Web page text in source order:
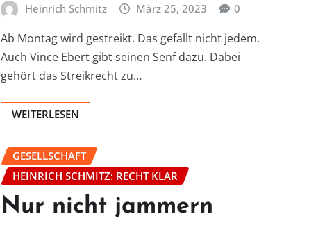
Heinrich Schmitz März 25, 2023 0
Ab Montag wird gestreikt. Das gefällt nicht jedem.
Auch Vince Ebert gibt seinen Senf dazu. Dabei
gehört das Streikrecht zu…
WEITERLESEN
GESELLSCHAFT
HEINRICH SCHMITZ: RECHT KLAR
Nur nicht jammern